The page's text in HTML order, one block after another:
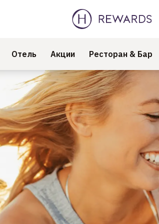
Отель Акции Ресторан & Бар